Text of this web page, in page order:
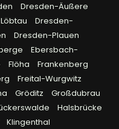
Dresden-Äußere
Dresden-
Dresden-Plauen
Ebersbach-
Flöha
Frankenberg
Freital-Wurgwitz
Gröditz
Großdubrau
Halsbrücke
Klingenthal